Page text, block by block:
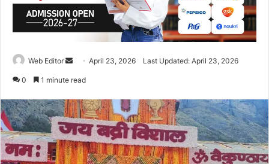
Web Editor
d
a
n
e
m
April 23, 2026 Last Updated: April 23, 2026
0 1 minute read